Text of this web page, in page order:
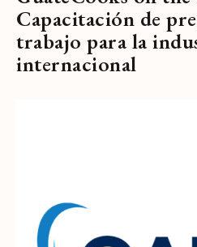
Capacitación de
trabajo para la
internacional